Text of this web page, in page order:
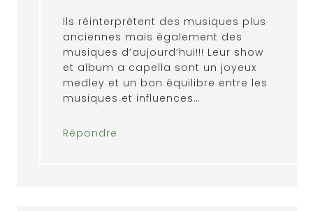
Ils réinterprètent des musiques plus
anciennes mais également des
musiques d’aujourd’hui!!! Leur show
et album a capella sont un joyeux
medley et un bon équilibre entre les
musiques et influences…
Répondre